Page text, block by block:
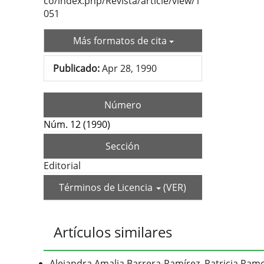
051
Más formatos de cita
Publicado:Apr 28, 1990
Número
Núm. 12 (1990)
Sección
Editorial
Términos de Licencia
(VER)
Artículos similares